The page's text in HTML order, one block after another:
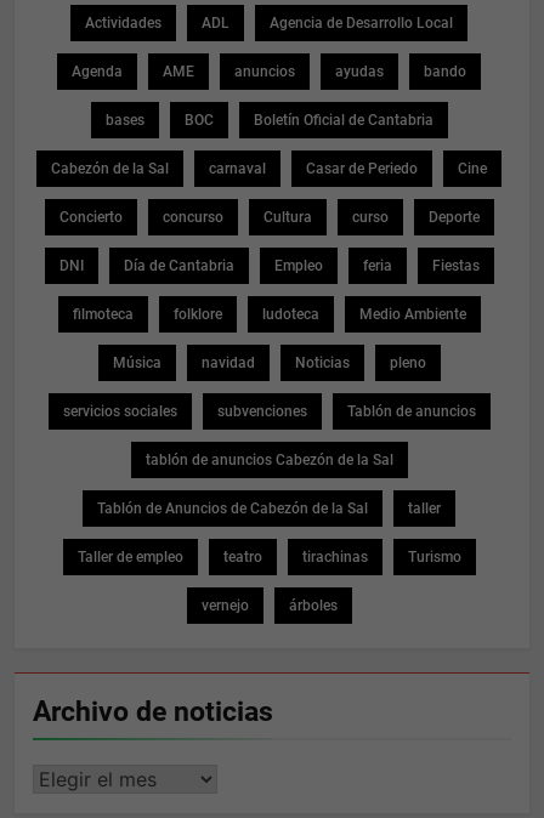
Actividades ADL Agencia de Desarrollo Local
Agenda AME anuncios ayudas bando
bases BOC Boletín Oficial de Cantabria
Cabezón de la Sal carnaval Casar de Periedo Cine
Concierto concurso Cultura curso Deporte
DNI Día de Cantabria Empleo feria Fiestas
filmoteca folklore ludoteca Medio Ambiente
Música navidad Noticias pleno
servicios sociales subvenciones Tablón de anuncios
tablón de anuncios Cabezón de la Sal
Tablón de Anuncios de Cabezón de la Sal taller
Taller de empleo teatro tirachinas Turismo
vernejo árboles
Archivo de noticias
Archivo